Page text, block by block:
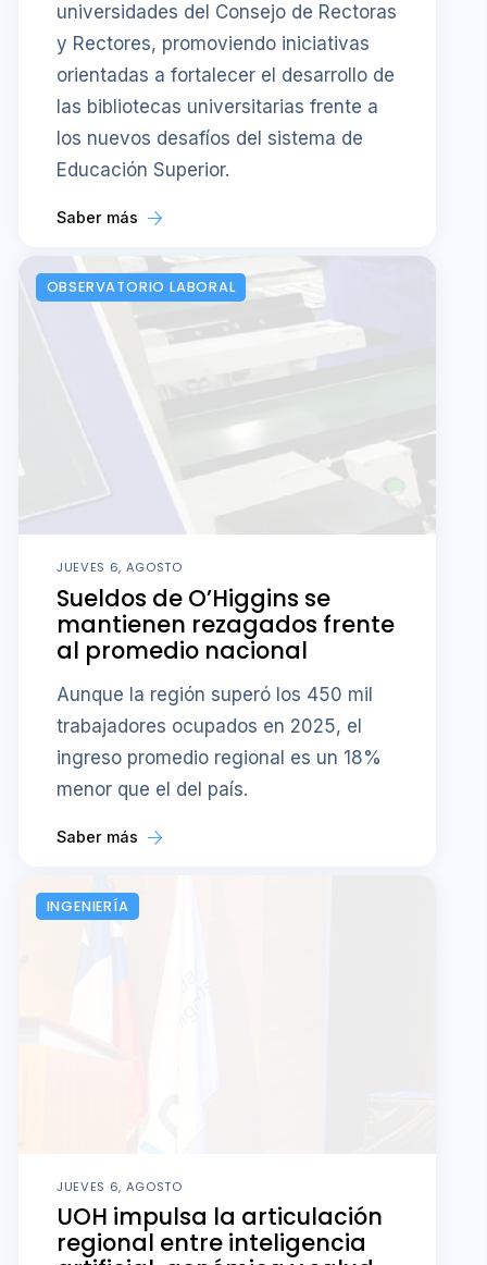
universidades del Consejo de Rectoras
y Rectores, promoviendo iniciativas
orientadas a fortalecer el desarrollo de
las bibliotecas universitarias frente a
los nuevos desafíos del sistema de
Educación Superior.
Saber más
OBSERVATORIO LABORAL
JUEVES 6, AGOSTO
Sueldos de O’Higgins se
mantienen rezagados frente
al promedio nacional
Aunque la región superó los 450 mil
trabajadores ocupados en 2025, el
ingreso promedio regional es un 18%
menor que el del país.
Saber más
INGENIERÍA
JUEVES 6, AGOSTO
UOH impulsa la articulación
regional entre inteligencia